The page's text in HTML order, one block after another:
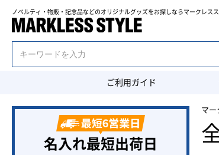
ノベルティ・物販・記念品などのオリジナルグッズを お探しならマークレス
ご利用ガイド
マ
名入れ最短出荷日